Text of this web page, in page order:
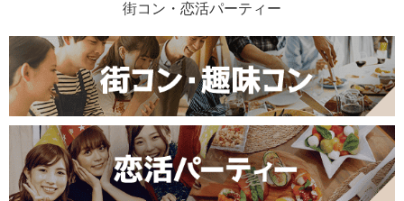
街コン・恋活パーティー